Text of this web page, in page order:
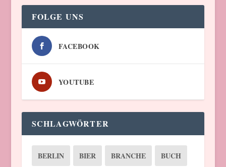
FOLGE UNS
FACEBOOK
YOUTUBE
SCHLAGWÖRTER
BERLIN BIER BRANCHE BUCH